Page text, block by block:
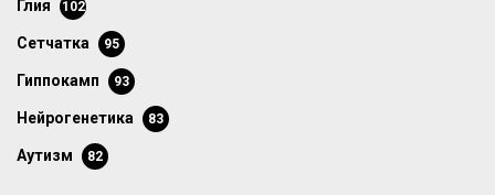
глия 102
сетчатка 95
гиппокамп 93
нейрогенетика 83
аутизм 82